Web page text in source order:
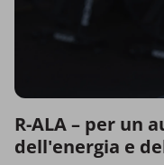
R-ALA – per un
dell'energia e